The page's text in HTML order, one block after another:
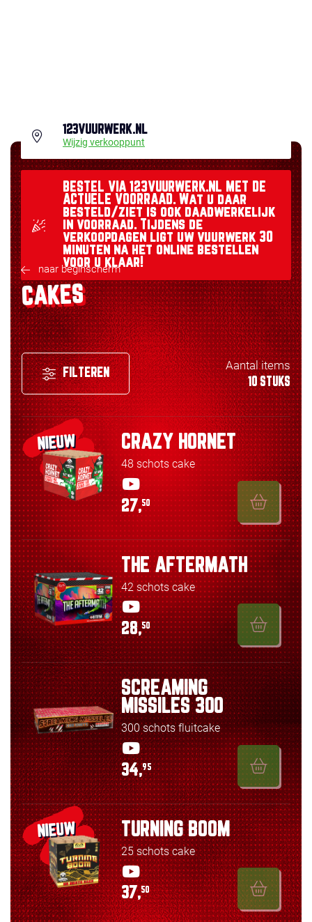
123VUURWERK.NL
Wijzig verkooppunt
BESTEL VIA 123VUURWERK.NL MET DE
ACTUELE VOORRAAD. Wat u daar
besteld/ziet is ook daadwerkelijk
in voorraad. Tijdens de
verkoopdagen ligt uw vuurwerk 30
minuten na het online bestellen
voor u klaar!
naar beginscherm
CAKES
FILTEREN
Aantal items
10 STUKS
NIEUW CRAZY HORNET
48 schots cake
27,50
THE AFTERMATH
42 schots cake
28,50
SCREAMING
MISSILES 300
300 schots fluitcake
34,95
NIEUW TURNING BOOM
25 schots cake
37,50